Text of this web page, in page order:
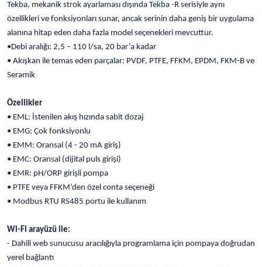
Tekba, mekanik strok ayarlaması dışında Tekba -R serisiyle aynı
özellikleri ve fonksiyonları sunar, ancak serinin daha geniş bir uygulama
alanına hitap eden daha fazla model seçenekleri mevcuttur.
•Debi aralığı: 2,5 – 110 l/sa, 20 bar’a kadar
• Akışkan ile temas eden parçalar: PVDF, PTFE, FFKM, EPDM, FKM-B ve
Seramik
Özellikler
• EML: İstenilen akış hızında sabit dozaj
• EMG: Çok fonksiyonlu
• EMM: Oransal (4 - 20 mA giriş)
• EMC: Oransal (dijital puls girişi)
• EMR: pH/ORP girişli pompa
• PTFE veya FFKM’den özel conta seçeneği
• Modbus RTU RS485 portu ile kullanım
Wi-Fi arayüzü ile:
- Dahili web sunucusu aracılığıyla programlama için pompaya doğrudan
yerel bağlantı